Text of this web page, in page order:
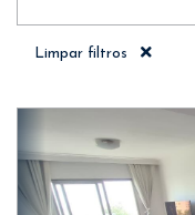
Limpar filtros